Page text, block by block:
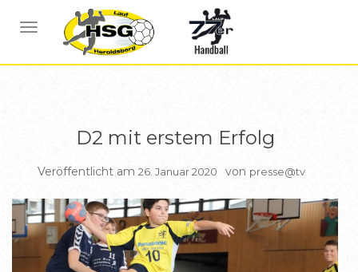
NAVIGATION UMSCHALTEN
BERICHTE
D2 mit erstem Erfolg
Veröffentlicht am 26. Januar 2020 von presse@tv